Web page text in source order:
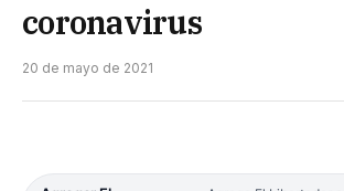
coronavirus
20 de mayo de 2021